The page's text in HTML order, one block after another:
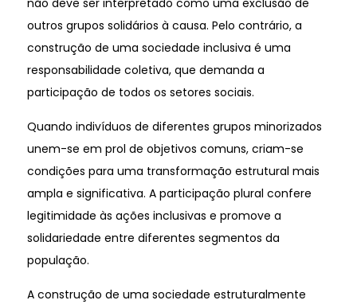
outros grupos solidários à causa. Pelo contrário, a
construção de uma sociedade inclusiva é uma
responsabilidade coletiva, que demanda a
participação de todos os setores sociais.
Quando indivíduos de diferentes grupos minorizados
unem-se em prol de objetivos comuns, criam-se
condições para uma transformação estrutural mais
ampla e significativa. A participação plural confere
legitimidade às ações inclusivas e promove a
solidariedade entre diferentes segmentos da
população.
A construção de uma sociedade estruturalmente